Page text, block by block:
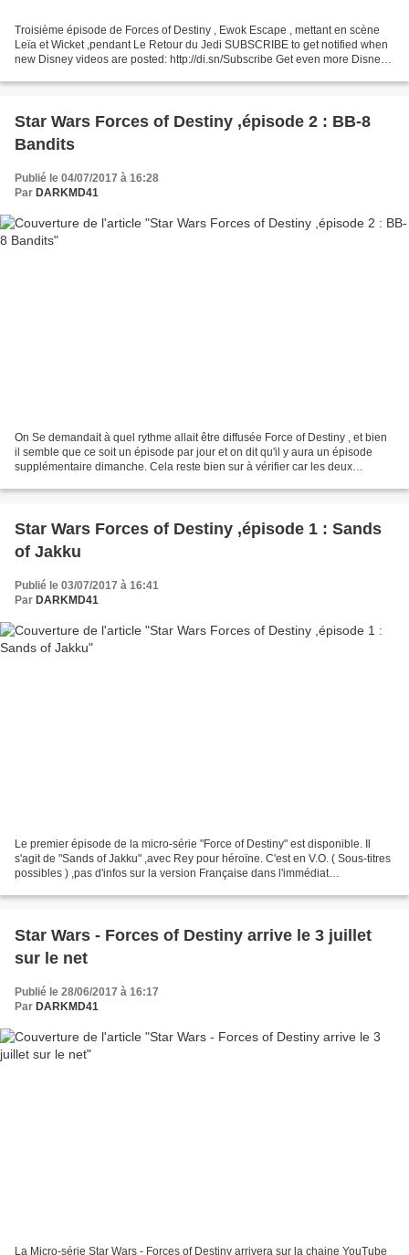
Troisième épisode de Forces of Destiny , Ewok Escape , mettant en scène
Leïa et Wicket ,pendant Le Retour du Jedi SUBSCRIBE to get notified when
new Disney videos are posted: http://di.sn/Subscribe Get even more Disney
Star Wars Forces of Destiny ,épisode 2 : BB-8
Bandits
Publié le 04/07/2017 à 16:28
Par DARKMD41
On Se demandait à quel rythme allait être diffusée Force of Destiny , et bien
il semble que ce soit un épisode par jour et on dit qu'il y aura un épisode
supplémentaire dimanche. Cela reste bien sur à vérifier car les deux
Star Wars Forces of Destiny ,épisode 1 : Sands
of Jakku
Publié le 03/07/2017 à 16:41
Par DARKMD41
Le premier épisode de la micro-série "Force of Destiny" est disponible. Il
s'agit de "Sands of Jakku" ,avec Rey pour héroïne. C'est en V.O. ( Sous-titres
possibles ) ,pas d'infos sur la version Française dans l'immédiat
Star Wars - Forces of Destiny arrive le 3 juillet
sur le net
Publié le 28/06/2017 à 16:17
Par DARKMD41
La Micro-série Star Wars - Forces of Destiny arrivera sur la chaine YouTube